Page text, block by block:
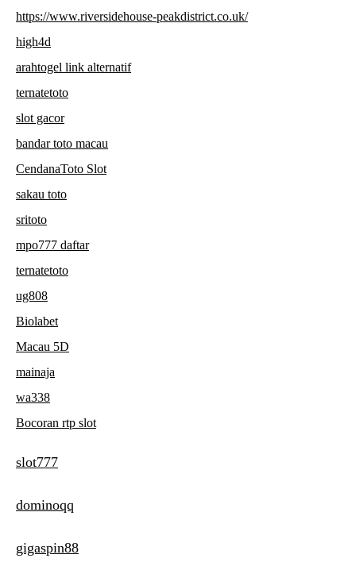
https://www.riversidehouse-peakdistrict.co.uk/
high4d
arahtogel link alternatif
ternatetoto
slot gacor
bandar toto macau
CendanaToto Slot
sakau toto
sritoto
mpo777 daftar
ternatetoto
ug808
Biolabet
Macau 5D
mainaja
wa338
Bocoran rtp slot
slot777
dominoqq
gigaspin88